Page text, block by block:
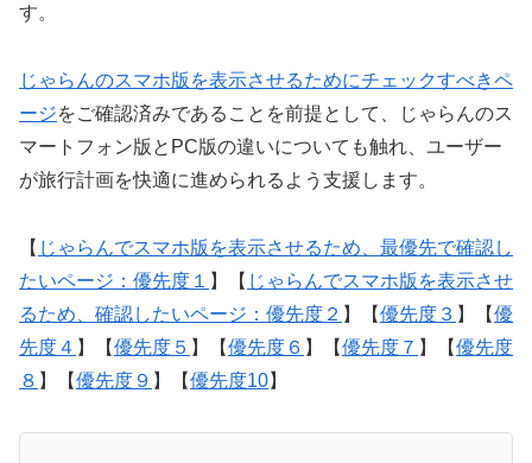
す。
じゃらんのスマホ版を表示させるためにチェックすべきペ
ージをご確認済みであることを前提として、じゃらんのス
マートフォン版とPC版の違いについても触れ、ユーザー
が旅行計画を快適に進められるよう支援します。
【 じゃらんでスマホ版を表示させるため、最優先で確認し
たいページ：優先度１ 】【 じゃらんでスマホ版を表示させ
るため、確認したいページ：優先度２ 】【優先度３ 】【優
先度４ 】【優先度５ 】【優先度６ 】【優先度７ 】【優先度
８ 】【優先度９ 】【優先度10】